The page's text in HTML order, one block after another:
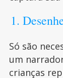
1.
Só são
um
crianças